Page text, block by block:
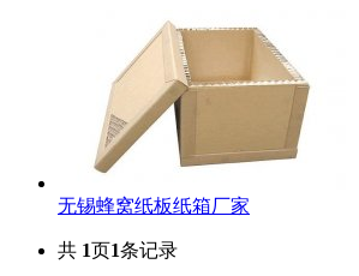
无锡蜂窝纸板纸箱厂家
共 1页1条记录